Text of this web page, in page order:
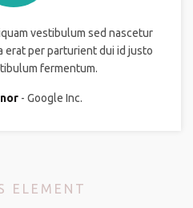
vestibulum sed nascetur
erat per parturient dui id justo
fermentum.
Google Inc.
ELEMENT